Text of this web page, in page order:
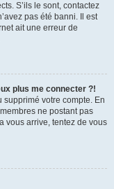
S’ils le sont, contactez
pas été banni. Il est
ait une erreur de
plus me connecter ?!
supprimé votre compte. En
ne postant pas
vous arrive, tentez de vous